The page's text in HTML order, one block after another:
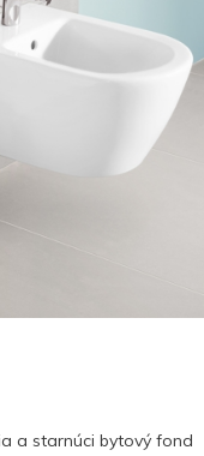
a starnúci bytový fond